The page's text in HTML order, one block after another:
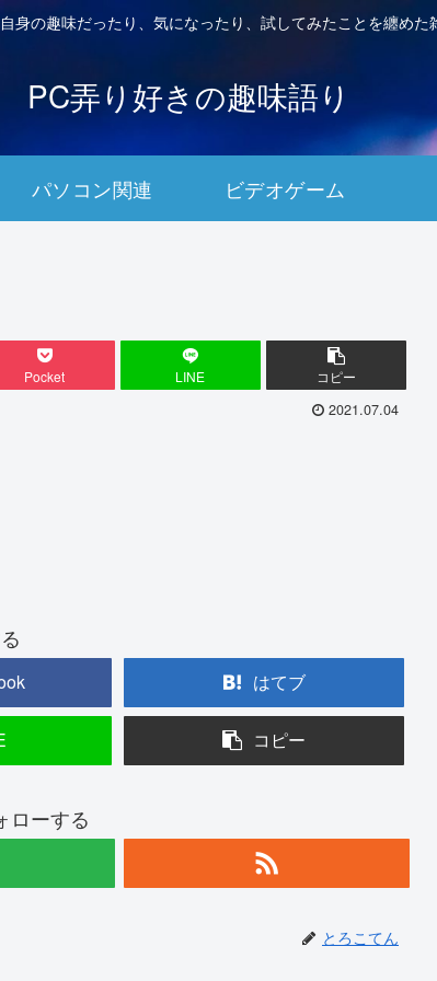
身の趣味だったり、気になったり、試してみたことを纏めた
PC弄り好きの趣味語り
パソコン関連 ビデオゲーム
Pocket LINE コピー
2021.07.04
はてブ
コピー
ローする
とろこてん